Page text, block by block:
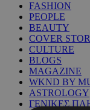
FASHION
PEOPLE
BEAUTY
COVER
CULTURE
BLOGS
MAGAZINE
WKND BY
ASTROLOGY
ΓΕΝΙΚΕΣ